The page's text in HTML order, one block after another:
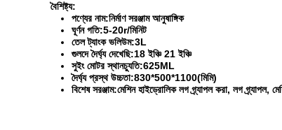
বৈশিষ্ট্য:
পণ্যের নাম:নির্মাণ সরঞ্জাম আনুষাঙ্গিক
ঘূর্ণন গতি:5-20r/মিনিট
তেল ট্যাংক ভলিউম:3L
গুলদে দৈর্ঘ্য দেখেছি:18 ইঞ্চি 21 ইঞ্চি
সুইং মোটর স্থানচ্যুতি:625ML
দৈর্ঘ্য প্রস্থ উচ্চতা:830*500*1100(মিমি)
বিশেষ সরঞ্জাম:মেশিন হাইড্রোলিক লগ গ্র্যাপল করা, লগ গ্র্যাপল,